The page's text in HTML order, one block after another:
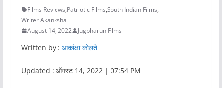
Films Reviews,Patriotic Films,South Indian Films,
Writer Akanksha
August 14, 2022
Jugbharun Films
Written by : आकांक्षा कोलते
Updated : ऑगस्ट 14, 2022 | 07:54 PM